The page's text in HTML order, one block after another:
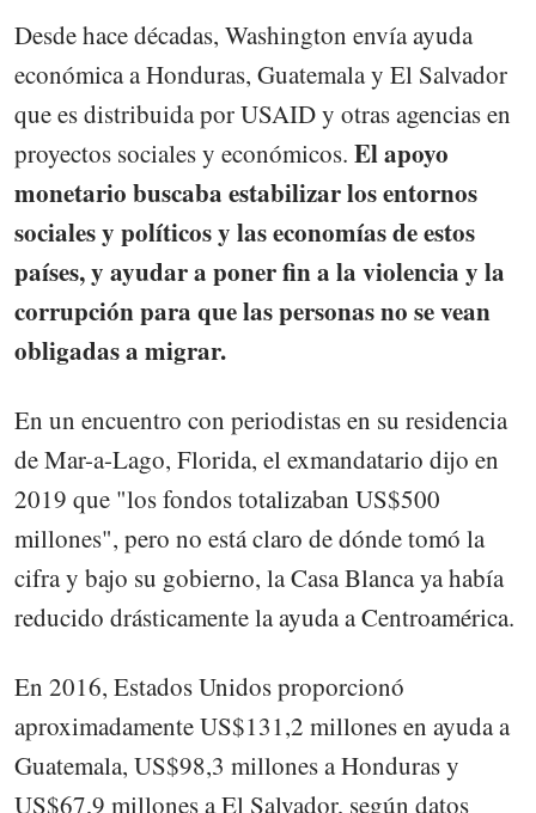
Desde hace décadas, Washington envía ayuda
económica a Honduras, Guatemala y El Salvador
que es distribuida por USAID y otras agencias en
proyectos sociales y económicos. El apoyo
monetario buscaba estabilizar los entornos
sociales y políticos y las economías de estos
países, y ayudar a poner fin a la violencia y la
corrupción para que las personas no se vean
obligadas a migrar.
En un encuentro con periodistas en su residencia
de Mar-a-Lago, Florida, el exmandatario dijo en
2019 que "los fondos totalizaban US$500
millones", pero no está claro de dónde tomó la
cifra y bajo su gobierno, la Casa Blanca ya había
reducido drásticamente la ayuda a Centroamérica.
En 2016, Estados Unidos proporcionó
aproximadamente US$131,2 millones en ayuda a
Guatemala, US$98,3 millones a Honduras y
US$67,9 millones a El Salvador, según datos